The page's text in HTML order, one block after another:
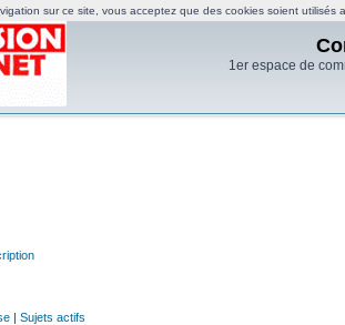
1er espace de
| Sujets actifs
sur ce site, vous acceptez que des cookies soient